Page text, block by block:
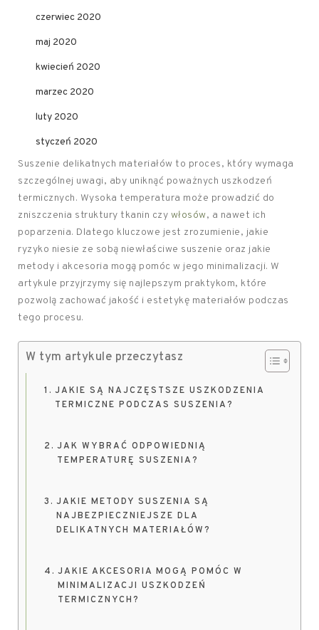
czerwiec 2020
maj 2020
kwiecień 2020
marzec 2020
luty 2020
styczeń 2020
Suszenie delikatnych materiałów to proces, który wymaga
szczególnej uwagi, aby uniknąć poważnych uszkodzeń
termicznych. Wysoka temperatura może prowadzić do
zniszczenia struktury tkanin czy włosów, a nawet ich
poparzenia. Dlatego kluczowe jest zrozumienie, jakie
ryzyko niesie ze sobą niewłaściwe suszenie oraz jakie
metody i akcesoria mogą pomóc w jego minimalizacji. W
artykule przyjrzymy się najlepszym praktykom, które
pozwolą zachować jakość i estetykę materiałów podczas
tego procesu.
W tym artykule przeczytasz
JAKIE SĄ NAJCZĘSTSZE USZKODZENIA
TERMICZNE PODCZAS SUSZENIA?
JAK WYBRAĆ ODPOWIEDNIĄ
TEMPERATURĘ SUSZENIA?
JAKIE METODY SUSZENIA SĄ
NAJBEZPIECZNIEJSZE DLA
DELIKATNYCH MATERIAŁÓW?
JAKIE AKCESORIA MOGĄ POMÓC W
MINIMALIZACJI USZKODZEŃ
TERMICZNYCH?